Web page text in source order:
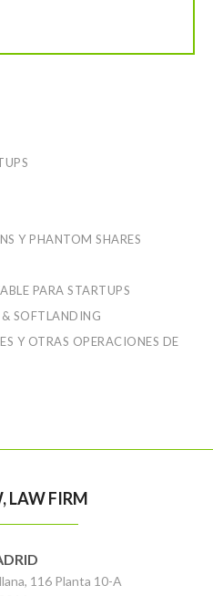
Y PHANTOM SHARES
PARA STARTUPS
SOFTLANDING
Y OTRAS OPERACIONES DE
LAW FIRM
116 Planta 10-A